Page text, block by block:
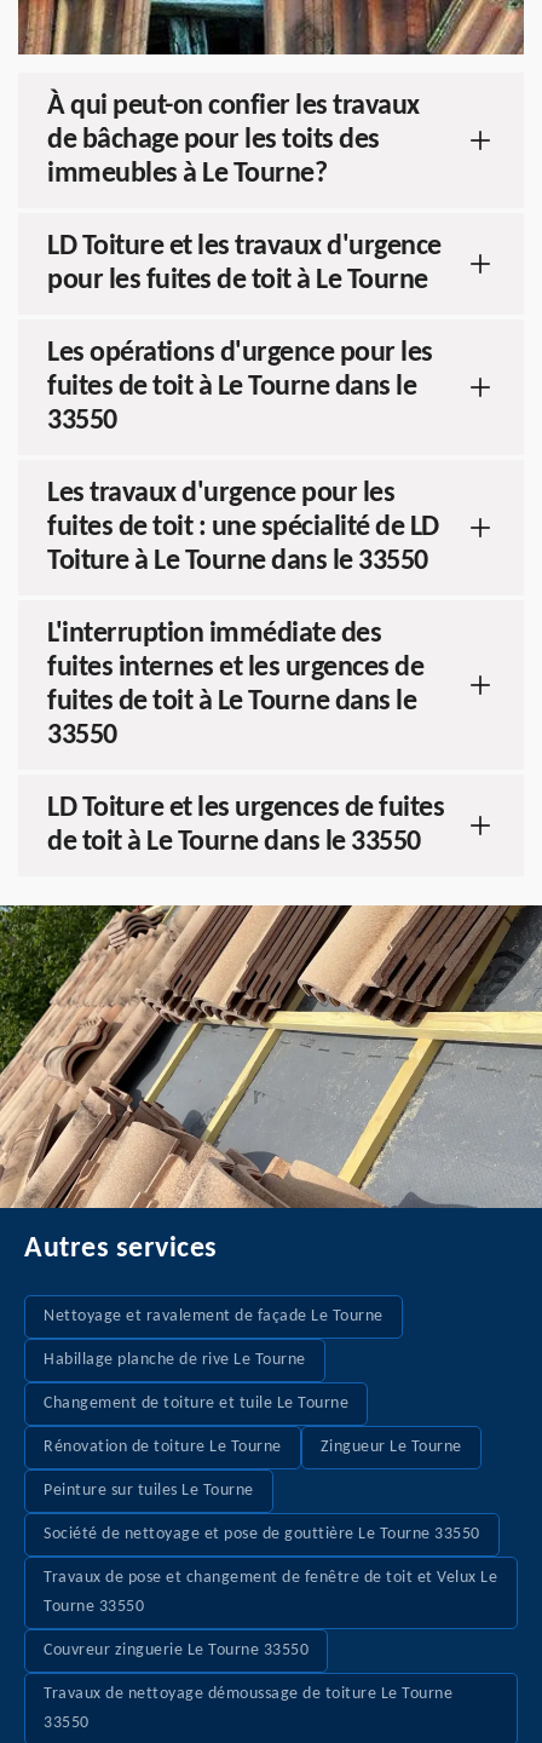
À qui peut-on confier les travaux
de bâchage pour les toits des
immeubles à Le Tourne?
LD Toiture et les travaux d'urgence
pour les fuites de toit à Le Tourne
Les opérations d'urgence pour les
fuites de toit à Le Tourne dans le
33550
Les travaux d'urgence pour les
fuites de toit : une spécialité de LD
Toiture à Le Tourne dans le 33550
L'interruption immédiate des
fuites internes et les urgences de
fuites de toit à Le Tourne dans le
33550
LD Toiture et les urgences de fuites
de toit à Le Tourne dans le 33550
Autres services
Nettoyage et ravalement de façade Le Tourne
Habillage planche de rive Le Tourne
Changement de toiture et tuile Le Tourne
Rénovation de toiture Le Tourne Zingueur Le Tourne
Peinture sur tuiles Le Tourne
Société de nettoyage et pose de gouttière Le Tourne 33550
Travaux de pose et changement de fenêtre de toit et Velux Le
Tourne 33550
Couvreur zinguerie Le Tourne 33550
Travaux de nettoyage démoussage de toiture Le Tourne
33550